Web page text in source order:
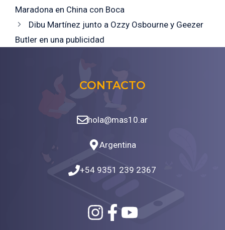
Maradona en China con Boca
Dibu Martínez junto a Ozzy Osbourne y Geezer
Butler en una publicidad
CONTACTO
hola@mas10.ar
Argentina
+54 9351 239 2367